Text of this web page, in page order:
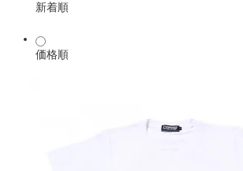
新着順
価格順